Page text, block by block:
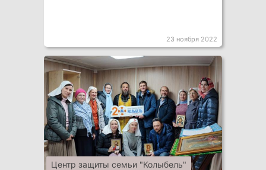
23 ноября 2022
Центр защиты семьи "Колыбель"